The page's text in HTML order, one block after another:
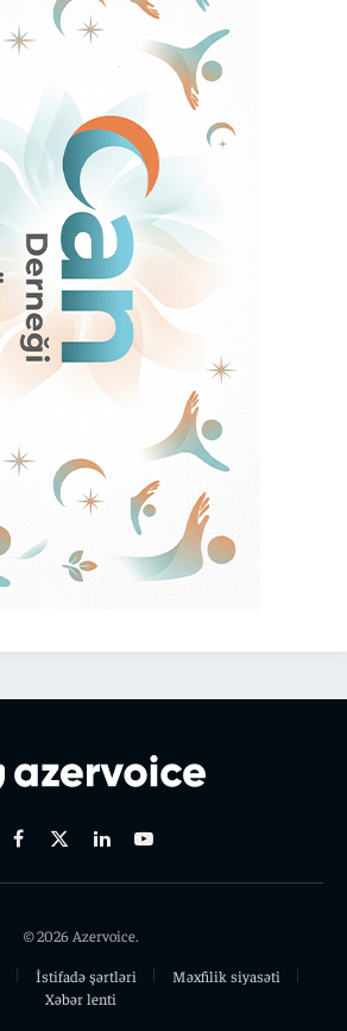
Facebook
X
LinkedinYoutube
© 2026 Azervoice.
İstifadə şərtləri
Məxfilik siyasəti
Xəbər lenti